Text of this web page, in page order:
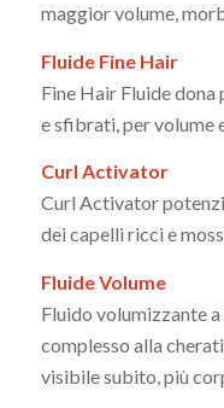
maggior volume,
Fluide Fine Hair
Fine Hair Fluide
e sfibrati, per volume
Curl Activator
Curl Activator
dei capelli ricci e
Fluide Volume
Fluido volumizzante
complesso alla
visibile subito, più